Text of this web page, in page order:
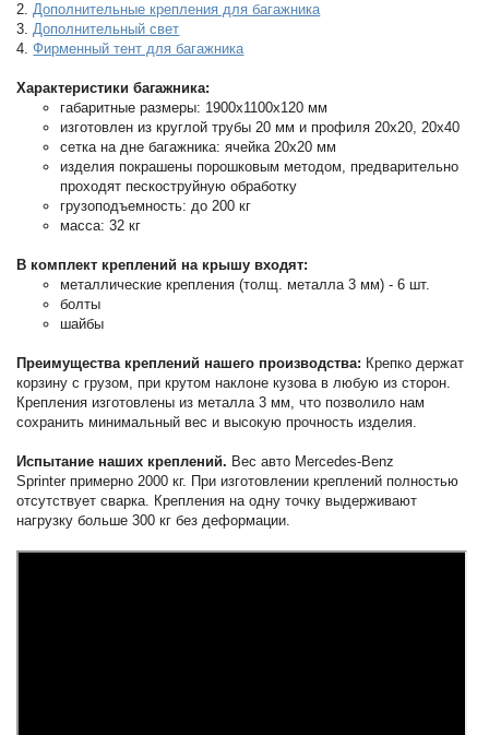
2.Дополнительные крепления для багажника
3.Дополнительный свет
4.Фирменный тент для багажника
Характеристики багажника:
габаритные размеры: 1900х1100х120 мм
изготовлен из круглой трубы 20 мм и профиля 20х20, 20х40
сетка на дне багажника: ячейка 20х20 мм
изделия покрашены порошковым методом, предварительно
проходят пескоструйную обработку
грузоподъемность: до 200 кг
масса: 32 кг
В комплект креплений на крышу входят:
металлические крепления (толщ. металла 3 мм) - 6 шт.
болты
шайбы
Преимущества креплений нашего производства: Крепко держат
корзину с грузом, при крутом наклоне кузова в любую из сторон.
Крепления изготовлены из металла 3 мм, что позволило нам
сохранить минимальный вес и высокую прочность изделия.
Испытание наших креплений. Вес авто Mercedes-Benz
Sprinter примерно 2000 кг. При изготовлении креплений полностью
отсутствует сварка. Крепления на одну точку выдерживают
нагрузку больше 300 кг без деформации.